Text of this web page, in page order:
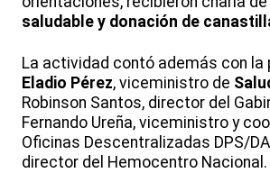
saludable y donación de
La actividad contó además con la
Eladio Pérez, viceministro de
Robinson Santos, director del
Fernando Ureña, viceministro y
Oficinas Descentralizadas DPS/
director del Hemocentro Nacional.